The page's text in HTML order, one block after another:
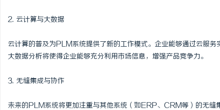
2. 云计算与大数据
云计算的普及为PLM系统提供了新的工作模式。企业能够通过云服
大数据分析将使得企业能够充分利用市场信息，增强产品竞争力。
3. 无缝集成与协作
未来的PLM系统将更加注重与其他系统（如ERP、CRM等）的无缝